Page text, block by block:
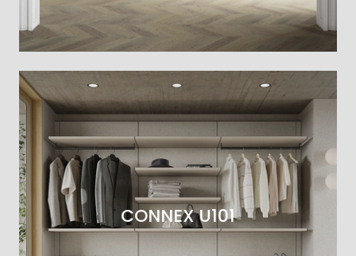
CONNEX U101